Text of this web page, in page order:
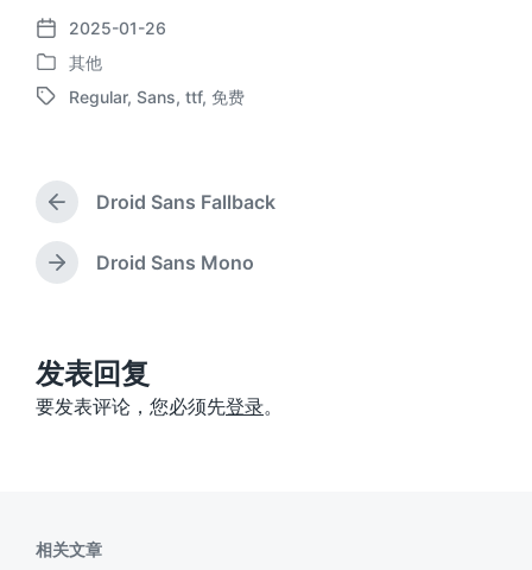
发
布
日
2025-01-26
发
布
其他
标
Regular, Sans, ttf, 免费
上
篇
文
章
Droid Sans Fallback
下
：
Droid Sans Mono
发表回复
要发表评论，您必须先登录。
相关文章